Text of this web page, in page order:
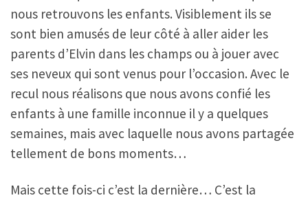
nous retrouvons les enfants. Visiblement ils se
sont bien amusés de leur côté à aller aider les
parents d’Elvin dans les champs ou à jouer avec
ses neveux qui sont venus pour l’occasion. Avec le
recul nous réalisons que nous avons confié les
enfants à une famille inconnue il y a quelques
semaines, mais avec laquelle nous avons partagée
tellement de bons moments…
Mais cette fois-ci c’est la dernière… C’est la